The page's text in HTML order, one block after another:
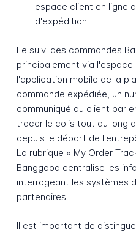
espace client en ligne
d'expédition.
Le suivi des commandes
principalement via
l'application mobile de la
commande expédiée, un
communiqué au client par
tracer le colis tout au long
depuis le départ de
La rubrique « My Order
Banggood centralise les
interrogeant les systèmes
partenaires.
Il est important de